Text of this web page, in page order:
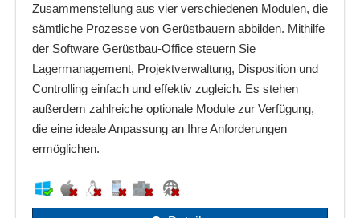
Zusammenstellung aus vier verschiedenen Modulen, die
sämtliche Prozesse von Gerüstbauern abbilden. Mithilfe
der Software Gerüstbau-Office steuern Sie
Lagermanagement, Projektverwaltung, Disposition und
Controlling einfach und effektiv zugleich. Es stehen
außerdem zahlreiche optionale Module zur Verfügung,
die eine ideale Anpassung an Ihre Anforderungen
ermöglichen.